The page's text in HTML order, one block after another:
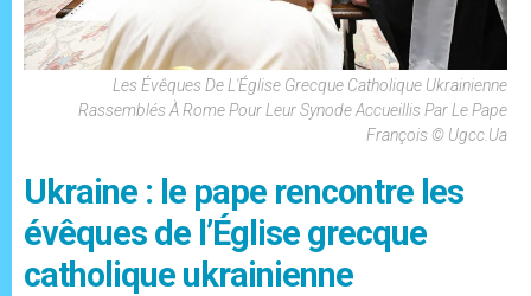
Les Évêques De L'Église Grecque Catholique Ukrainienne
Rassemblés À Rome Pour Leur Synode Accueillis Par Le Pape
François © Ugcc.ua
Ukraine : le pape rencontre les
évêques de l’Église grecque
catholique ukrainienne